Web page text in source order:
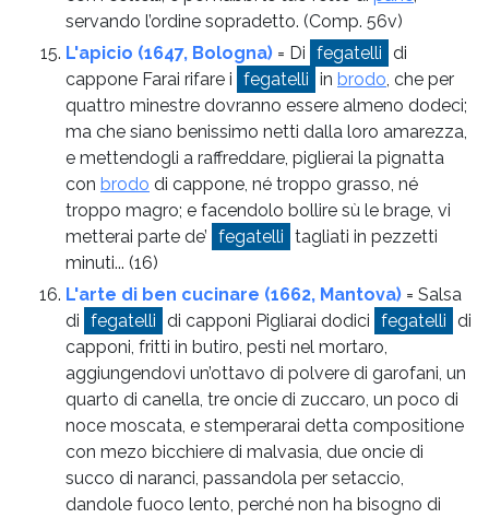
servando l’ordine sopradetto. (Comp. 56v)
L'apicio (1647, Bologna) = Di fegatelli di
cappone Farai rifare i fegatelli in brodo, che per
quattro minestre dovranno essere almeno dodeci;
ma che siano benissimo netti dalla loro amarezza,
e mettendogli a raffreddare, piglierai la pignatta
con brodo di cappone, né troppo grasso, né
troppo magro; e facendolo bollire sù le brage, vi
metterai parte de’ fegatelli tagliati in pezzetti
minuti... (16)
L'arte di ben cucinare (1662, Mantova) = Salsa
di fegatelli di capponi Pigliarai dodici fegatelli di
capponi, fritti in butiro, pesti nel mortaro,
aggiungendovi un’ottavo di polvere di garofani, un
quarto di canella, tre oncie di zuccaro, un poco di
noce moscata, e stemperarai detta compositione
con mezo bicchiere di malvasia, due oncie di
succo di naranci, passandola per setaccio,
dandole fuoco lento, perché non ha bisogno di